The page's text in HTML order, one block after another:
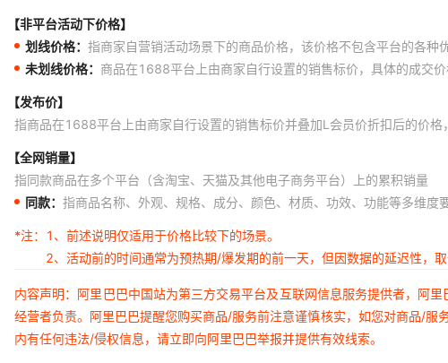
【非平台活动下价格】
划线价格： 指商家自营销活动场景下的商品价格，该价格不包含平台的各种
未划线价格： 商品在1688平台上由商家自行设置的销售标价，具体的成交
【发布价】
指商品在1688平台上由商家自行设置的销售标价并叠加L会员价折扣后的价格
【全网销量】
指同款商品在多个平台（含淘宝、天猫及其他电子商务平台）上的累积销量
同款： 指商品名称、外观、规格、成分、颜色、材质、功效、功能等多维度
*注：
1、前述说明仅适用于价格比较下的场景。
2、活动前的时间通常为预热期/爆发期的前一天，但因数据的延迟性，
内容声明：阿里巴巴中国站为第三方交易平台及互联网信息服务提供者，阿
经营者负责。阿里巴巴提醒您购买商品/服务前注意谨慎核实，如您对商品/
内有任何违法/侵权信息，请立即向阿里巴巴举报并提供有效线索。